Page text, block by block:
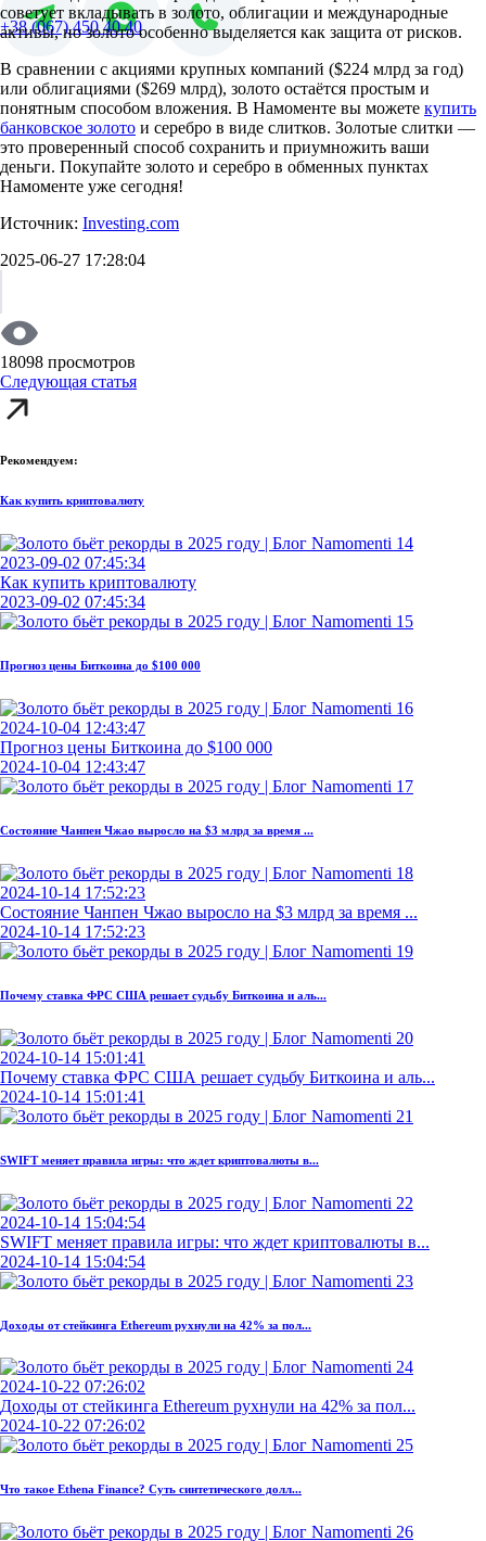
+38 (067) 450 40 40
советует вкладывать в золото, облигации и международные
активы, но золото особенно выделяется как защита от рисков.
В сравнении с акциями крупных компаний ($224 млрд за год)
или облигациями ($269 млрд), золото остаётся простым и
понятным способом вложения. В Намоменте вы можете купить
банковское золото и серебро в виде слитков. Золотые слитки —
это проверенный способ сохранить и приумножить ваши
деньги. Покупайте золото и серебро в обменных пунктах
Намоменте уже сегодня!
Источник: Investing.com
2025-06-27 17:28:04
18098 просмотров
Следующая статья
Рекомендуем:
Как купить криптовалюту
2023-09-02 07:45:34
Как купить криптовалюту
2023-09-02 07:45:34
Прогноз цены Биткоина до $100 000
2024-10-04 12:43:47
Прогноз цены Биткоина до $100 000
2024-10-04 12:43:47
Состояние Чанпен Чжао выросло на $3 млрд за время ...
2024-10-14 17:52:23
Состояние Чанпен Чжао выросло на $3 млрд за время ...
2024-10-14 17:52:23
Почему ставка ФРС США решает судьбу Биткоина и аль...
2024-10-14 15:01:41
Почему ставка ФРС США решает судьбу Биткоина и аль...
2024-10-14 15:01:41
SWIFT меняет правила игры: что ждет криптовалюты в...
2024-10-14 15:04:54
SWIFT меняет правила игры: что ждет криптовалюты в...
2024-10-14 15:04:54
Доходы от стейкинга Ethereum рухнули на 42% за пол...
2024-10-22 07:26:02
Доходы от стейкинга Ethereum рухнули на 42% за пол...
2024-10-22 07:26:02
Что такое Ethena Finance? Суть синтетического долл...